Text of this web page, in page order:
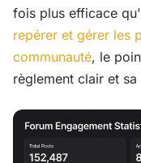
fois plus efficace
repérer et gérer les
communauté, le
règlement clair et